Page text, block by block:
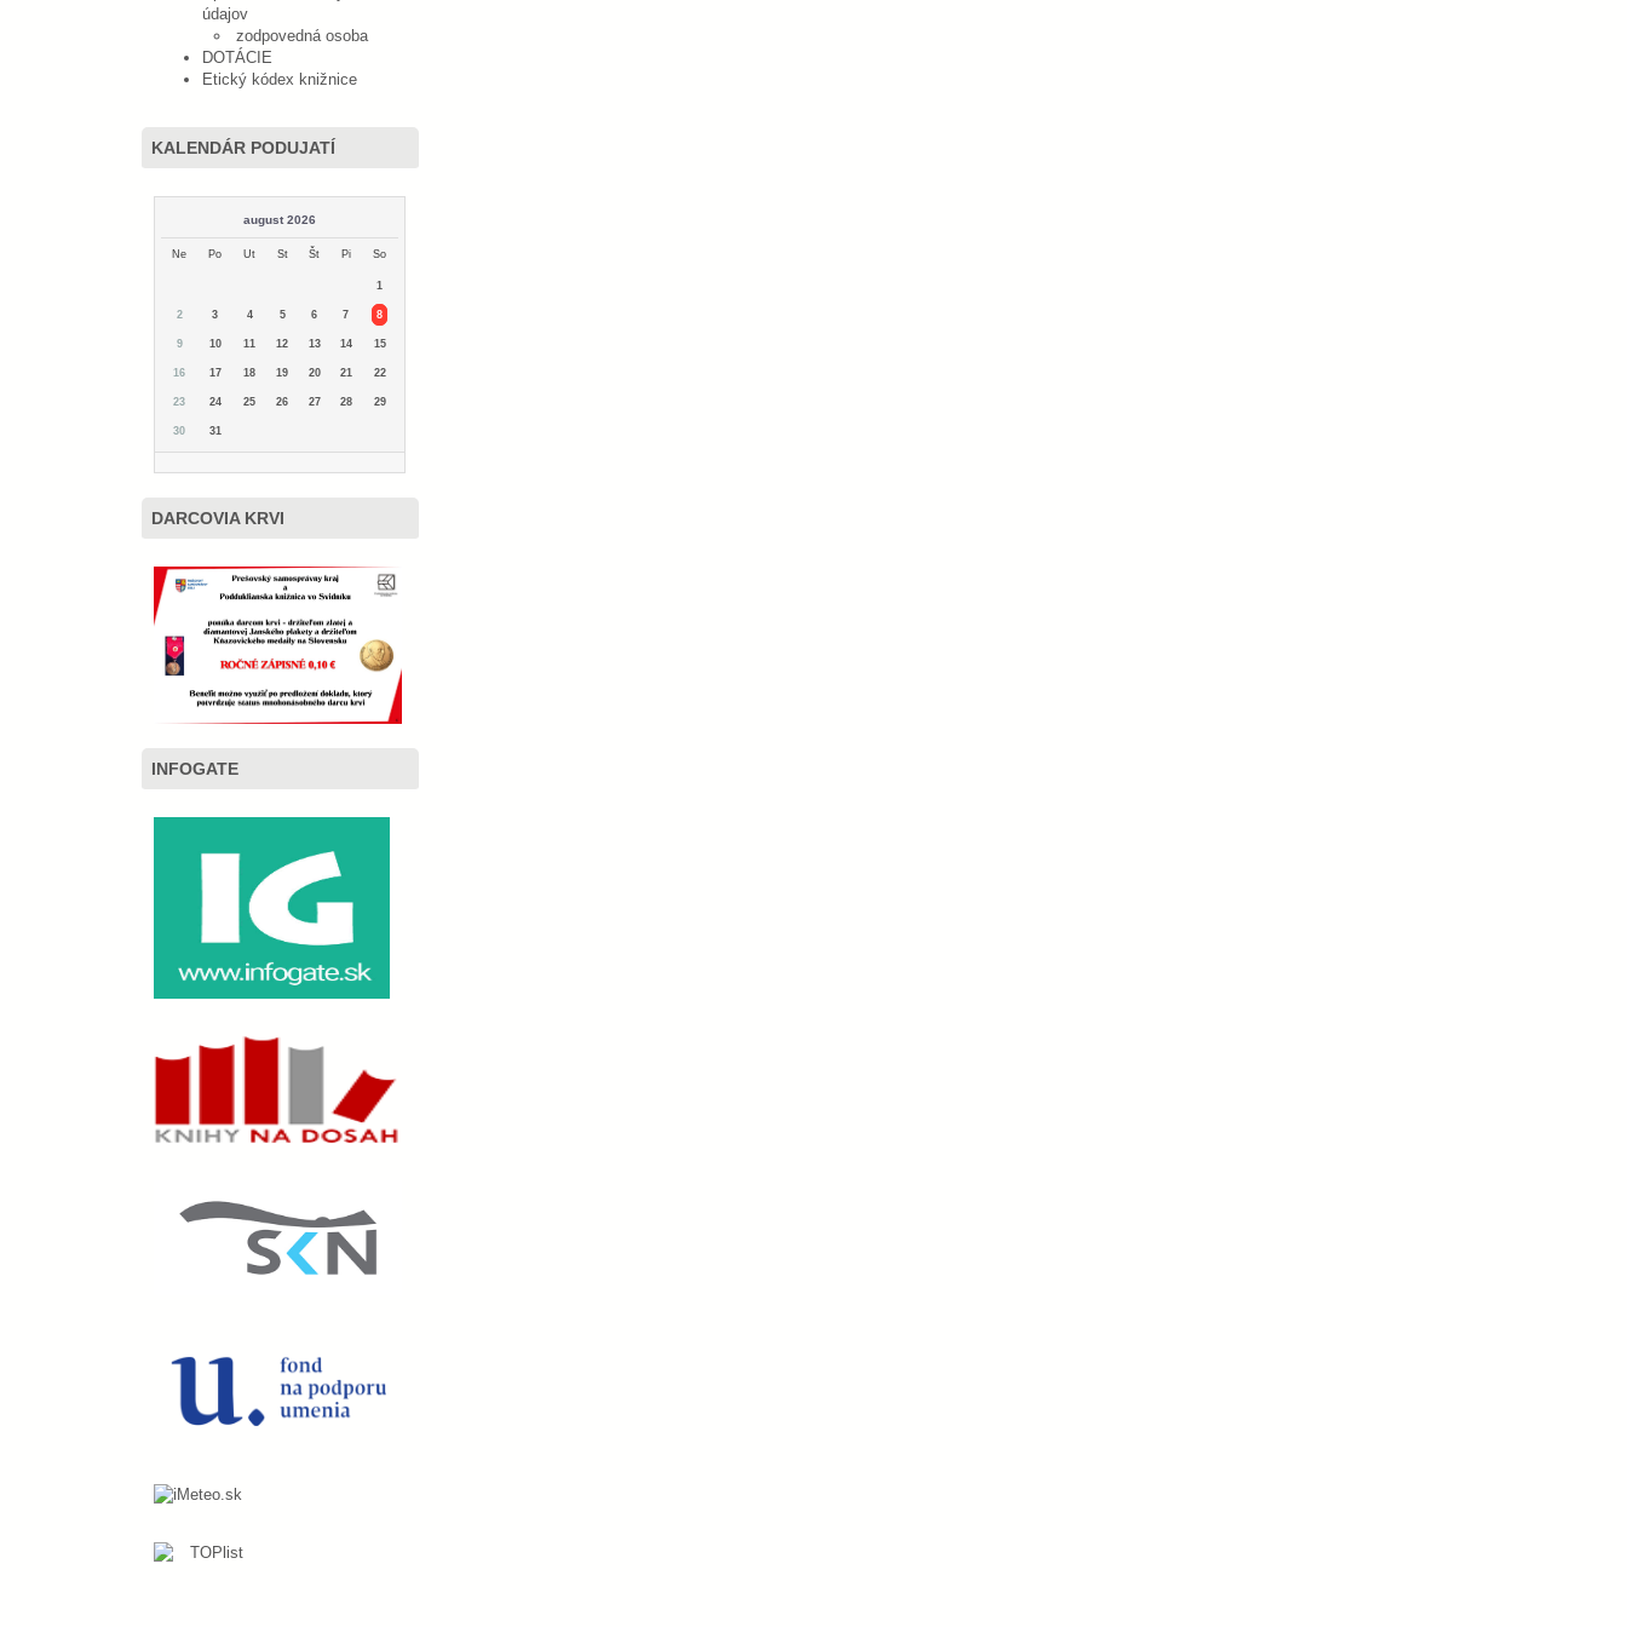
údajov
zodpovedná osoba
DOTÁCIE
Etický kódex knižnice
KALENDÁR PODUJATÍ
august 2026
Ne Po Ut St Št Pi So
1
2 3 4 5 6 7 8
9 10 11 12 13 14 15
16 17 18 19 20 21 22
23 24 25 26 27 28 29
30 31
DARCOVIA KRVI
INFOGATE